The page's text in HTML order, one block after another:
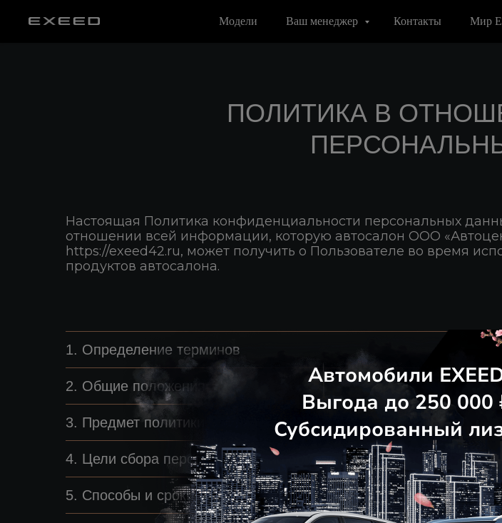
Модели Ваш менеджер Контакты Мир
ПОЛИТИКА В
Настоящая Политика конфиденциальности персональных
отношении всей информации, которую автосалон ООО
https://exeed42.ru, может получить о Пользователе во время
продуктов автосалона.
1. Определение терминов
2. Общие положения
3. Предмет политики конфиденциальности
4. Цели сбора персональной информации пользователя
5. Способы и сроки обработки персональной информации